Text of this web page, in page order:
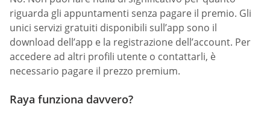
riguarda gli appuntamenti senza pagare il premio. Gli
unici servizi gratuiti disponibili sull’app sono il
download dell’app e la registrazione dell’account. Per
accedere ad altri profili utente o contattarli, è
necessario pagare il prezzo premium.
Raya funziona davvero?